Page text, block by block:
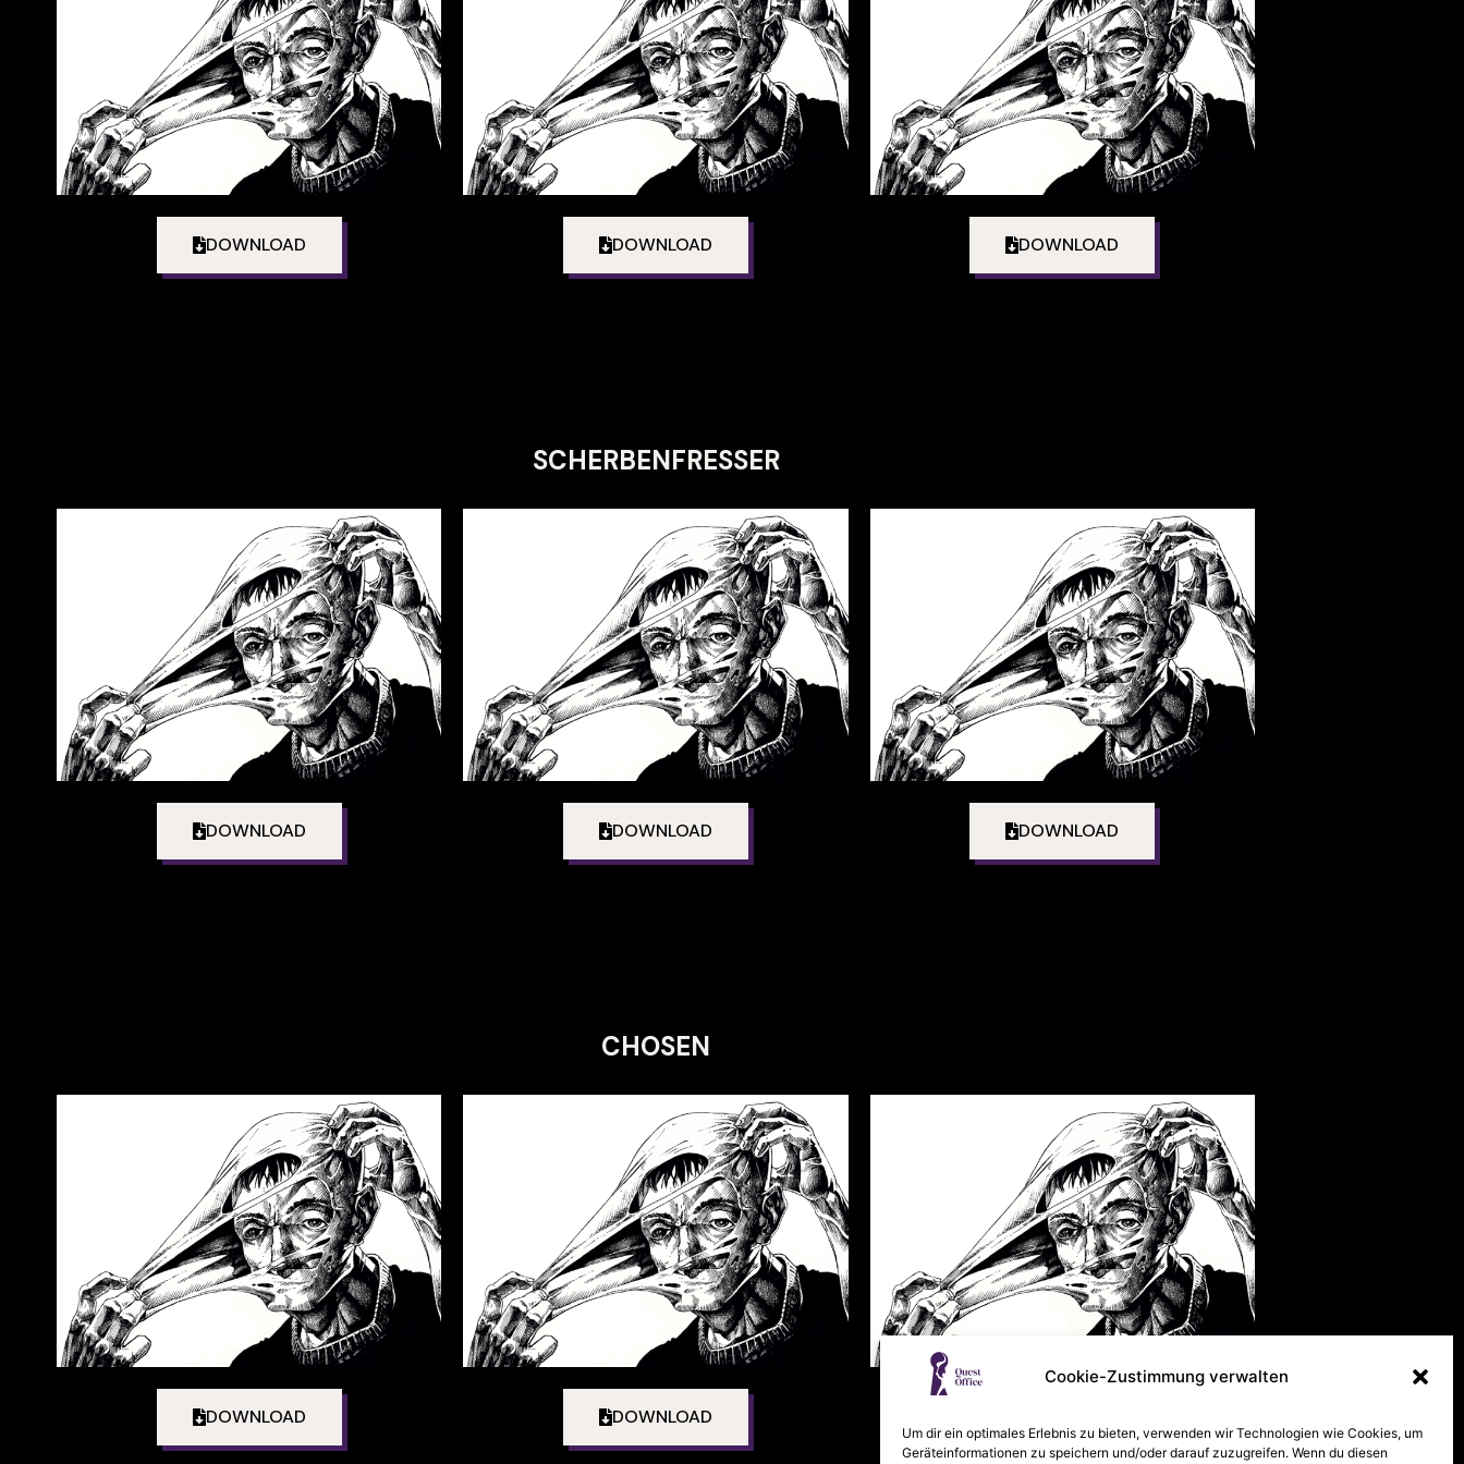
Cookie-Zustimmung verwalten
Um dir ein optimales Erlebnis zu bieten, verwenden wir Technologien wie Cookies, um
Geräteinformationen zu speichern und/oder darauf zuzugreifen. Wenn du diesen
DOWNLOAD DOWNLOAD DOWNLOAD
SCHERBENFRESSER
DOWNLOAD DOWNLOAD DOWNLOAD
CHOSEN
DOWNLOAD DOWNLOAD